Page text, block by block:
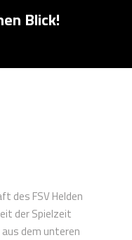
Blick!
des FSV Helden
der Spielzeit
aus dem unteren